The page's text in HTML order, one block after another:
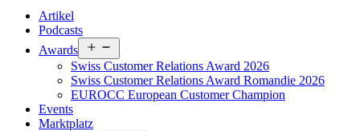
Artikel
Podcasts
Awards
menu
Swiss Customer Relations Award 2026
Swiss Customer Relations Award Romandie 2026
EUROCC European Customer Champion
Events
Marktplatz